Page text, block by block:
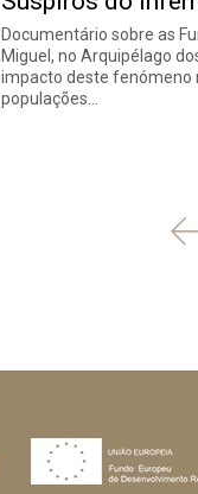
Documentário sobre as
Miguel, no Arquipélago
impacto deste fenómeno
populações…
'